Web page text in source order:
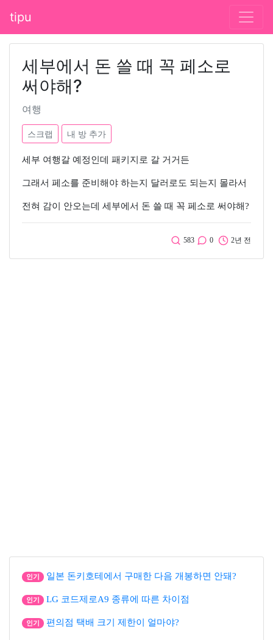
tipu
세부에서 돈 쓸 때 꼭 페소로
써야해?
여행
스크랩 내 방 추가
세부 여행갈 예정인데 패키지로 갈 거거든
그래서 페소를 준비해야 하는지 달러로도 되는지 몰라서
전혀 감이 안오는데 세부에서 돈 쓸 때 꼭 페소로 써야해?
583 0 2년 전
인기 일본 돈키호테에서 구매한 다음 개봉하면 안돼?
인기 LG 코드제로A9 종류에 따른 차이점
인기 편의점 택배 크기 제한이 얼마야?